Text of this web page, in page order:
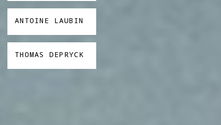
ANTOINE LAUBIN
THOMAS DEPRYCK